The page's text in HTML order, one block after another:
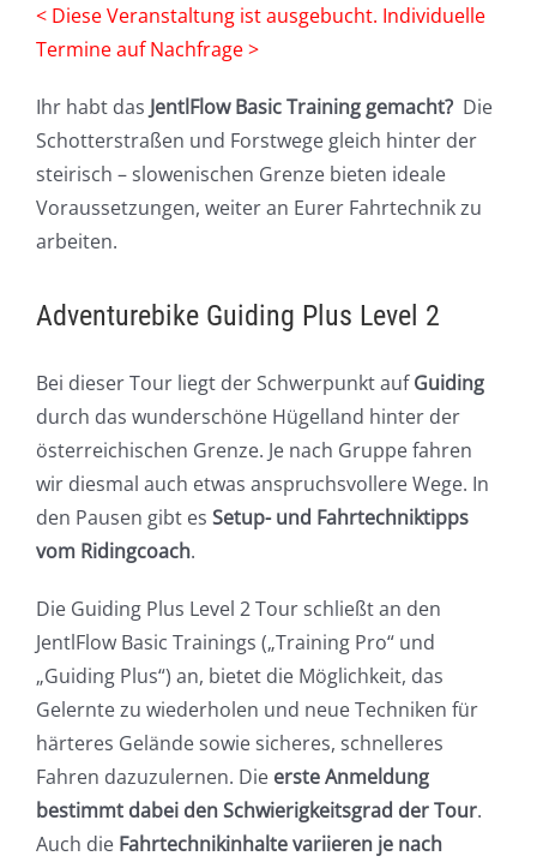
< Diese Veranstaltung ist ausgebucht. Individuelle
Termine auf Nachfrage >
Ihr habt das JentlFlow Basic Training gemacht? Die
Schotterstraßen und Forstwege gleich hinter der
steirisch – slowenischen Grenze bieten ideale
Voraussetzungen, weiter an Eurer Fahrtechnik zu
arbeiten.
Adventurebike Guiding Plus Level 2
Bei dieser Tour liegt der Schwerpunkt aufGuiding
durch das wunderschöne Hügelland hinter der
österreichischen Grenze. Je nach Gruppe fahren
wir diesmal auch etwas anspruchsvollere Wege. In
den Pausen gibt es Setup- und Fahrtechniktipps
vom Ridingcoach.
Die Guiding Plus Level 2 Tour schließt an den
JentlFlow Basic Trainings („Training Pro“ und
„Guiding Plus“) an, bietet die Möglichkeit, das
Gelernte zu wiederholen und neue Techniken für
härteres Gelände sowie sicheres, schnelleres
Fahren dazuzulernen. Die erste Anmeldung
bestimmt dabei den Schwierigkeitsgrad der Tour.
Auch die Fahrtechnikinhalte variieren je nach